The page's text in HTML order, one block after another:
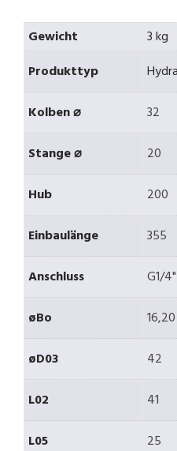
Gewicht
3 kg
Produkttyp
Kolben ⌀
32
Stange ⌀
20
Hub
200
Einbaulänge
355
Anschluss
G1/4"
øBo
16,20
øD03
42
L02
41
L05
25